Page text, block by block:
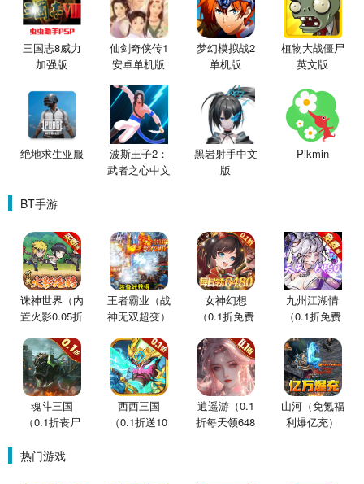
三国志8威力
加强版
仙剑奇侠传1
安卓单机版
梦幻模拟战2
单机版
植物大战僵尸
英文版
绝地求生亚服
波斯王子2：
武者之心中文
黑岩射手中文
版
Pikmin
BT手游
诛神世界（内
置火影0.05折
王者霸业（战
神无双超变）
女神幻想
（0.1折免费
九州江湖情
（0.1折免费
魂斗三国
（0.1折丧尸
西西三国
（0.1折送10
逍遥游（0.1
折每天领648
山河（免氪福
利爆亿充）
热门游戏